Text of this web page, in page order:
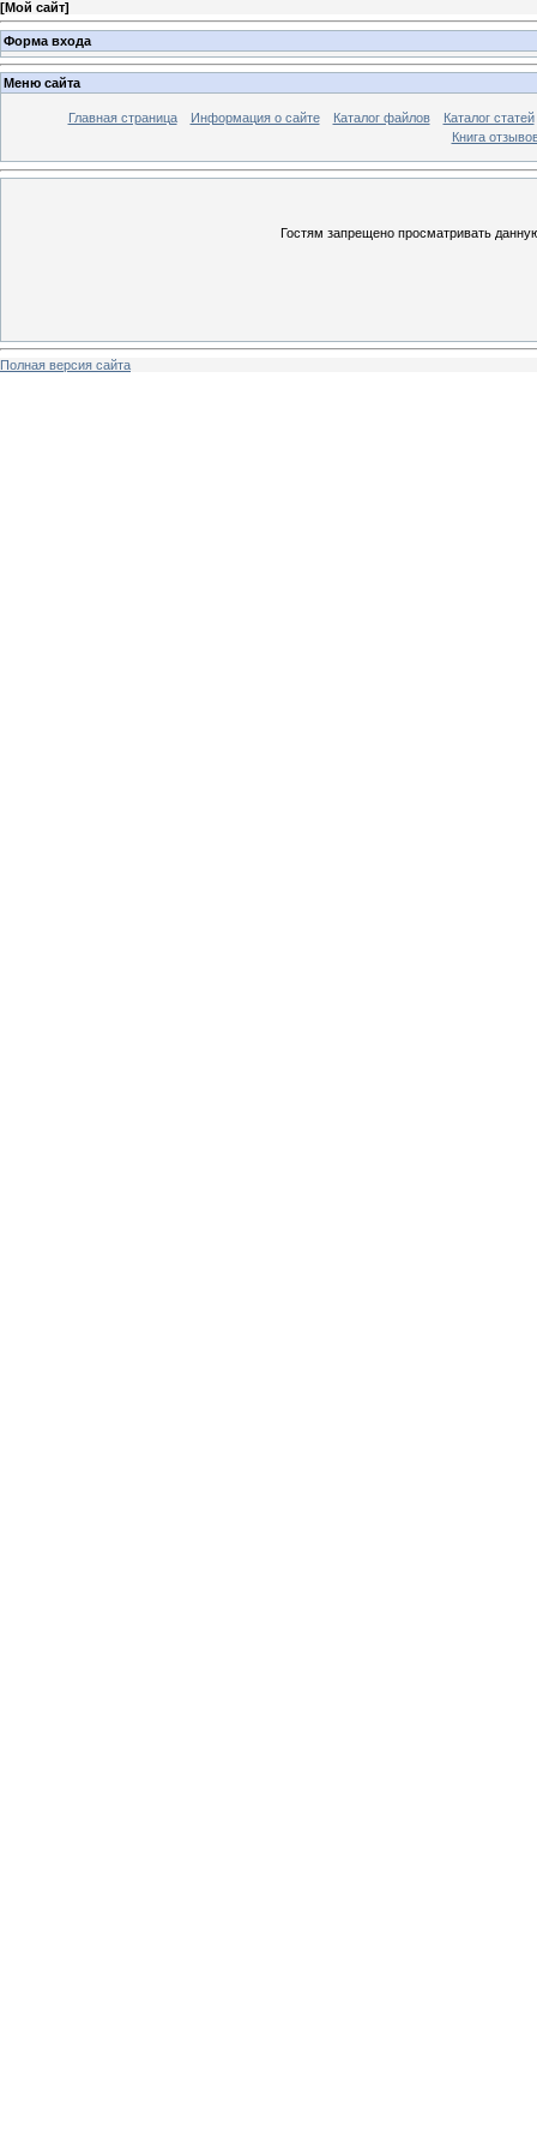
[Мой сайт]
Форма входа
Меню сайта
Главная страница Информация о сайте Каталог файлов
Каталог статей
Книга
Гостям запрещено просматривать
Полная версия сайта